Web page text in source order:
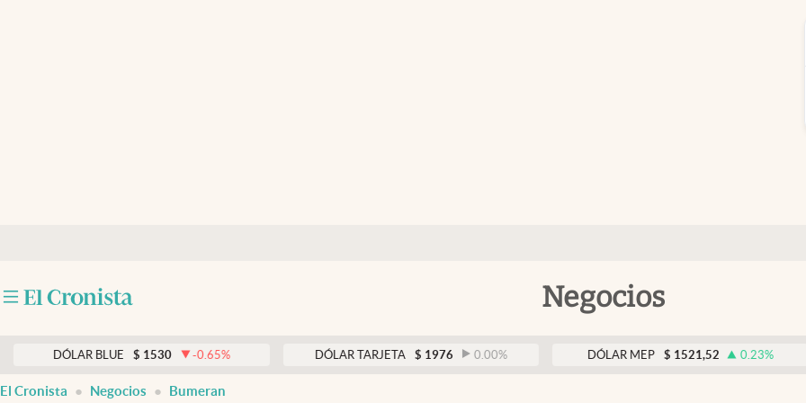
Negocios
DÓLAR BLUE $ 1530 -0.65% DÓLAR TARJETA $ 1976 0.00% DÓLAR MEP $ 1521,52 0.23%
El Cronista Negocios Bumeran